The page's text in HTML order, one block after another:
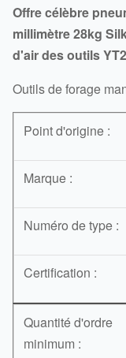
Offre célèbre
millimètre 28kg
d'air des outils
Outils de forage
Point d'origine :
Marque :
Numéro de type :
Certification :
Quantité d'ordre
minimum :